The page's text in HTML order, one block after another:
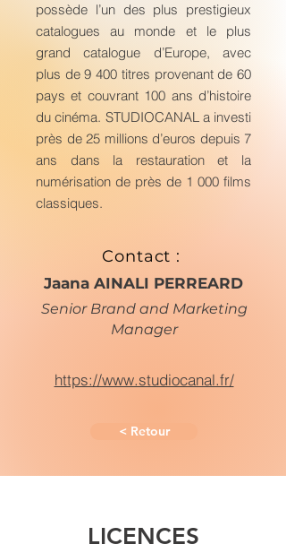
possède l’un des plus prestigieux
catalogues au monde et le plus
grand catalogue d’Europe, avec
plus de 9 400 titres provenant de 60
pays et couvrant 100 ans d’histoire
du cinéma. STUDIOCANAL a investi
près de 25 millions d’euros depuis 7
ans dans la restauration et la
numérisation de près de 1 000 films
classiques.
Contact :
Jaana AINALI PERREARD
Senior Brand and Marketing
Manager
https://www.studiocanal.fr/
< Retour
LICENCES